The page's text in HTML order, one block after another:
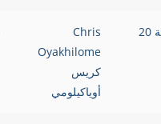
-- 20 مجموعة 20
Chris
Oyakhilome
كريس
أوياكيلومي